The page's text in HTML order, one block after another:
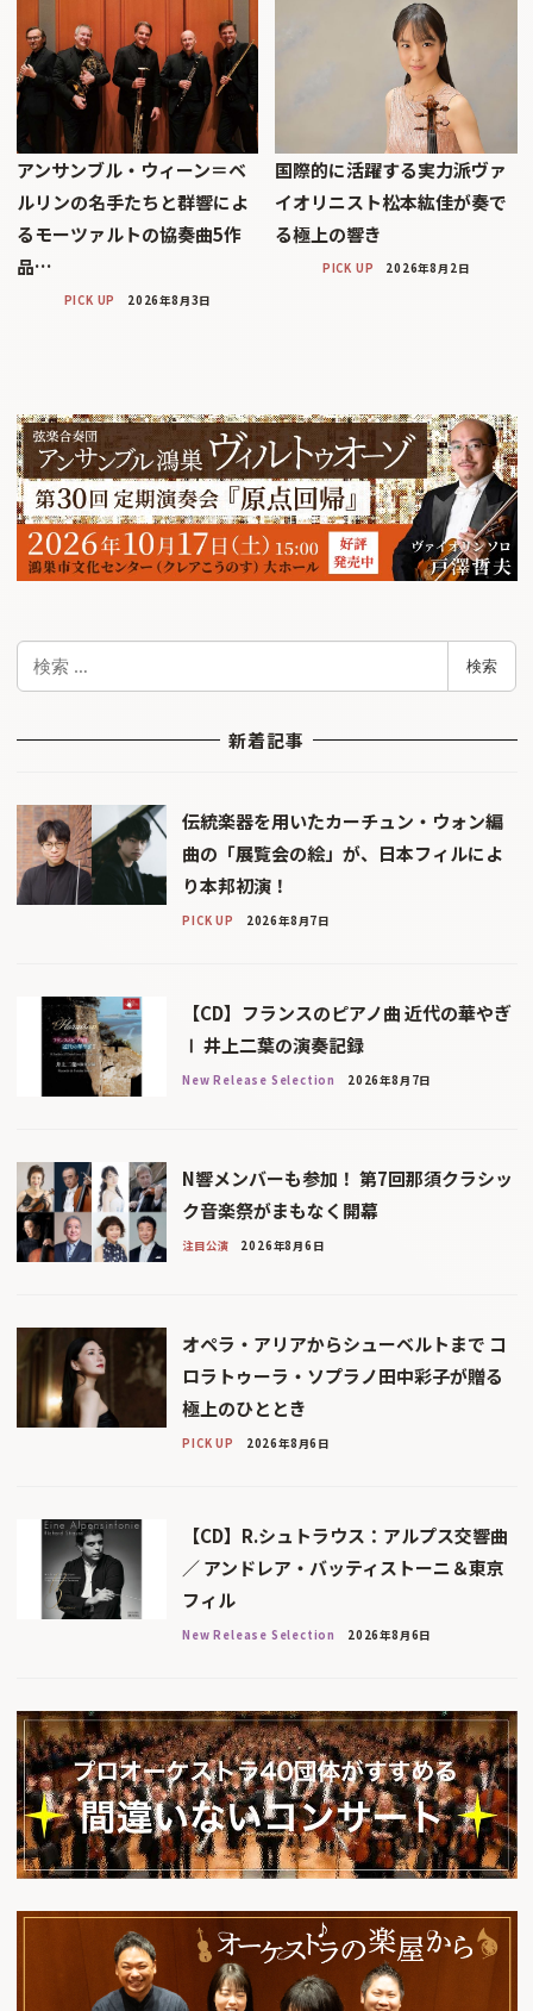
アンサンブル・ウィーン＝ベ
ルリンの名手たちと群響によ
るモーツァルトの協奏曲5作
品…
PICK UP 2026年8月3日
国際的に活躍する実力派ヴァ
イオリニスト松本紘佳が奏で
る極上の響き
PICK UP 2026年8月2日
検
検索
新着記事
伝統楽器を用いたカーチュン・ウォン編
曲の「展覧会の絵」が、日本フィルによ
り本邦初演！
PICK UP 2026年8月7日
【CD】フランスのピアノ曲 近代の華やぎ
Ⅰ 井上二葉の演奏記録
New Release Selection 2026年8月7日
N響メンバーも参加！ 第7回那須クラシッ
ク音楽祭がまもなく開幕
注目公演 2026年8月6日
オペラ・アリアからシューベルトまで コ
ロラトゥーラ・ソプラノ田中彩子が贈る
極上のひととき
PICK UP 2026年8月6日
【CD】R.シュトラウス：アルプス交響曲
／ アンドレア・バッティストーニ＆東京
フィル
New Release Selection 2026年8月6日